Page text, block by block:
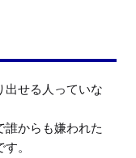
出せる人っていな
からも嫌われた
。